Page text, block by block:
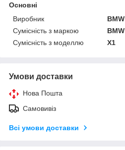
Основні
Виробник
BMW
Сумісність з маркою
BMW
Сумісність з моделлю
X1
Умови доставки
Нова Пошта
Самовивіз
Всі умови доставки